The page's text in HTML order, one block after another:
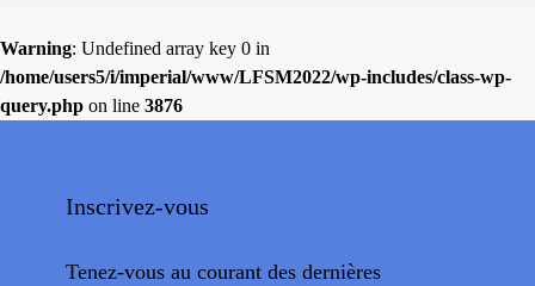
Warning: Undefined array key 0 in
/home/users5/i/imperial/www/LFSM2022/wp-includes/class-wp-
query.php on line 3876
Inscrivez-vous
Tenez-vous au courant des dernières